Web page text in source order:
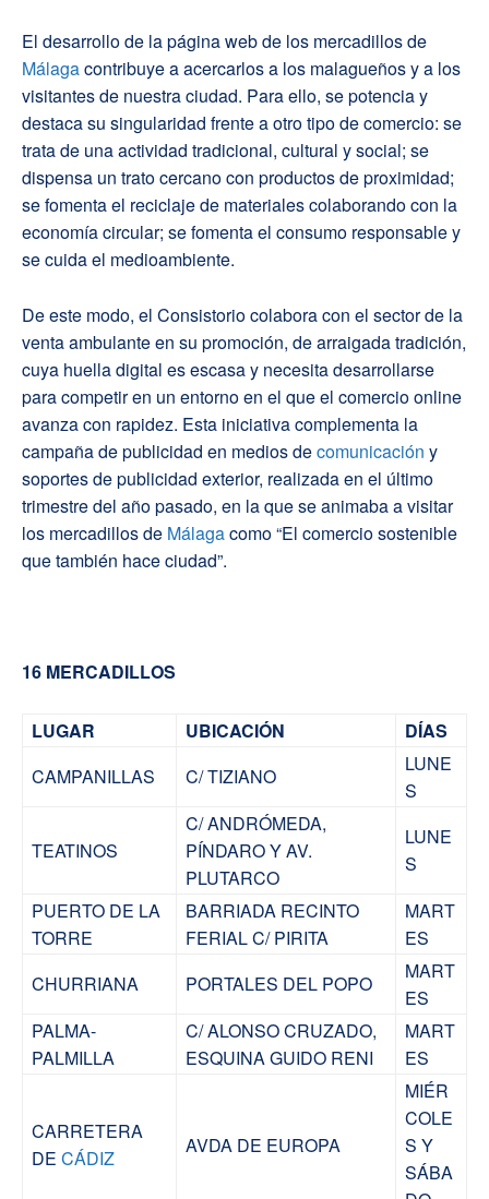
El desarrollo de la página web de los mercadillos de
Málagacontribuye a acercarlos a los malagueños y a los
visitantes de nuestra ciudad. Para ello, se potencia y
destaca su singularidad frente a otro tipo de comercio: se
trata de una actividad tradicional, cultural y social; se
dispensa un trato cercano con productos de proximidad;
se fomenta el reciclaje de materiales colaborando con la
economía circular; se fomenta el consumo responsable y
se cuida el medioambiente.
De este modo, el Consistorio colabora con el sector de la
venta ambulante en su promoción, de arraigada tradición,
cuya huella digital es escasa y necesita desarrollarse
para competir en un entorno en el que el comercio online
avanza con rapidez. Esta iniciativa complementa la
campaña de publicidad en medios decomunicación y
soportes de publicidad exterior, realizada en el último
trimestre del año pasado, en la que se animaba a visitar
los mercadillos de Málagacomo “El comercio sostenible
que también hace ciudad”.
16 MERCADILLOS
LUGAR UBICACIÓN
DÍAS
CAMPANILLAS
C/ TIZIANO
LUNE
S
TEATINOS
C/ ANDRÓMEDA,
PÍNDARO Y AV.
PLUTARCO
LUNE
S
PUERTO DE LA
TORRE
BARRIADA RECINTO
FERIAL C/ PIRITA
MART
ES
CHURRIANA
PORTALES DEL POPO
MART
ES
PALMA-
PALMILLA
C/ ALONSO CRUZADO,
ESQUINA GUIDO RENI
MART
ES
CARRETERA
DE CÁDIZ
AVDA DE EUROPA
MIÉR
COLE
S Y
SÁBA